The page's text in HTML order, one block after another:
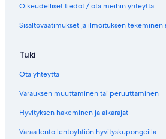
Oikeudelliset tiedot / ota meihin yhteyttä
Sisältövaatimukset ja ilmoituksen tekeminen
Tuki
Ota yhteyttä
Varauksen muuttaminen tai peruuttaminen
Hyvityksen hakeminen ja aikarajat
Varaa lento lentoyhtiön hyvityskupongeilla